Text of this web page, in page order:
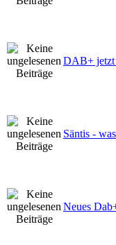
DAB+ jetzt
Säntis -
Neues